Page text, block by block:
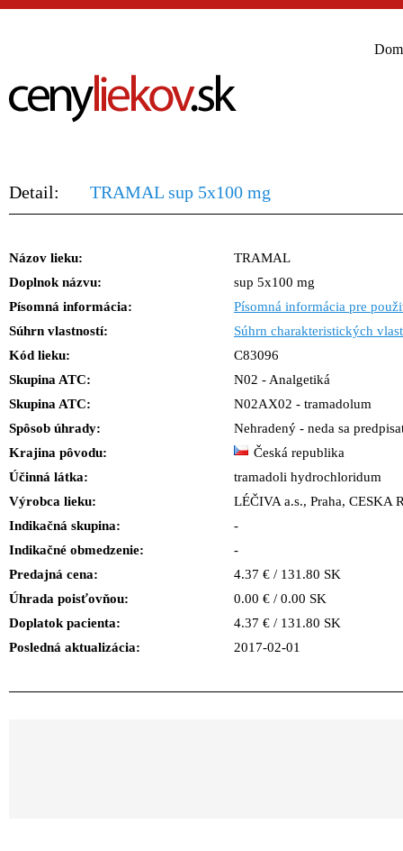
Detail: TRAMAL sup 5x100 mg
Názov lieku:
TRAMAL
Doplnok názvu:
sup 5x100 mg
Písomná informácia:
Písomná informácia pre
Súhrn vlastností:
Súhrn charakteristických
Kód lieku:
C83096
Skupina ATC:
N02 - Analgetiká
Skupina ATC:
N02AX02 - tramadolum
Spôsob úhrady:
Nehradený - neda sa
Krajina pôvodu:
Česká republika
Účinná látka:
tramadoli hydrochloridum
Výrobca lieku:
LÉČIVA a.s., Praha, CESKA
Indikačná skupina:
-
Indikačné obmedzenie:
-
Predajná cena:
4.37 € / 131.80 SK
Úhrada poisťovňou:
0.00 € / 0.00 SK
Doplatok pacienta:
4.37 € / 131.80 SK
Posledná aktualizácia:
2017-02-01